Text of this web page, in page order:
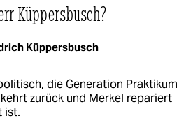
Küppersbusch?
Küppersbusch
die Generation Praktikum
zurück und Merkel repariert
ist.